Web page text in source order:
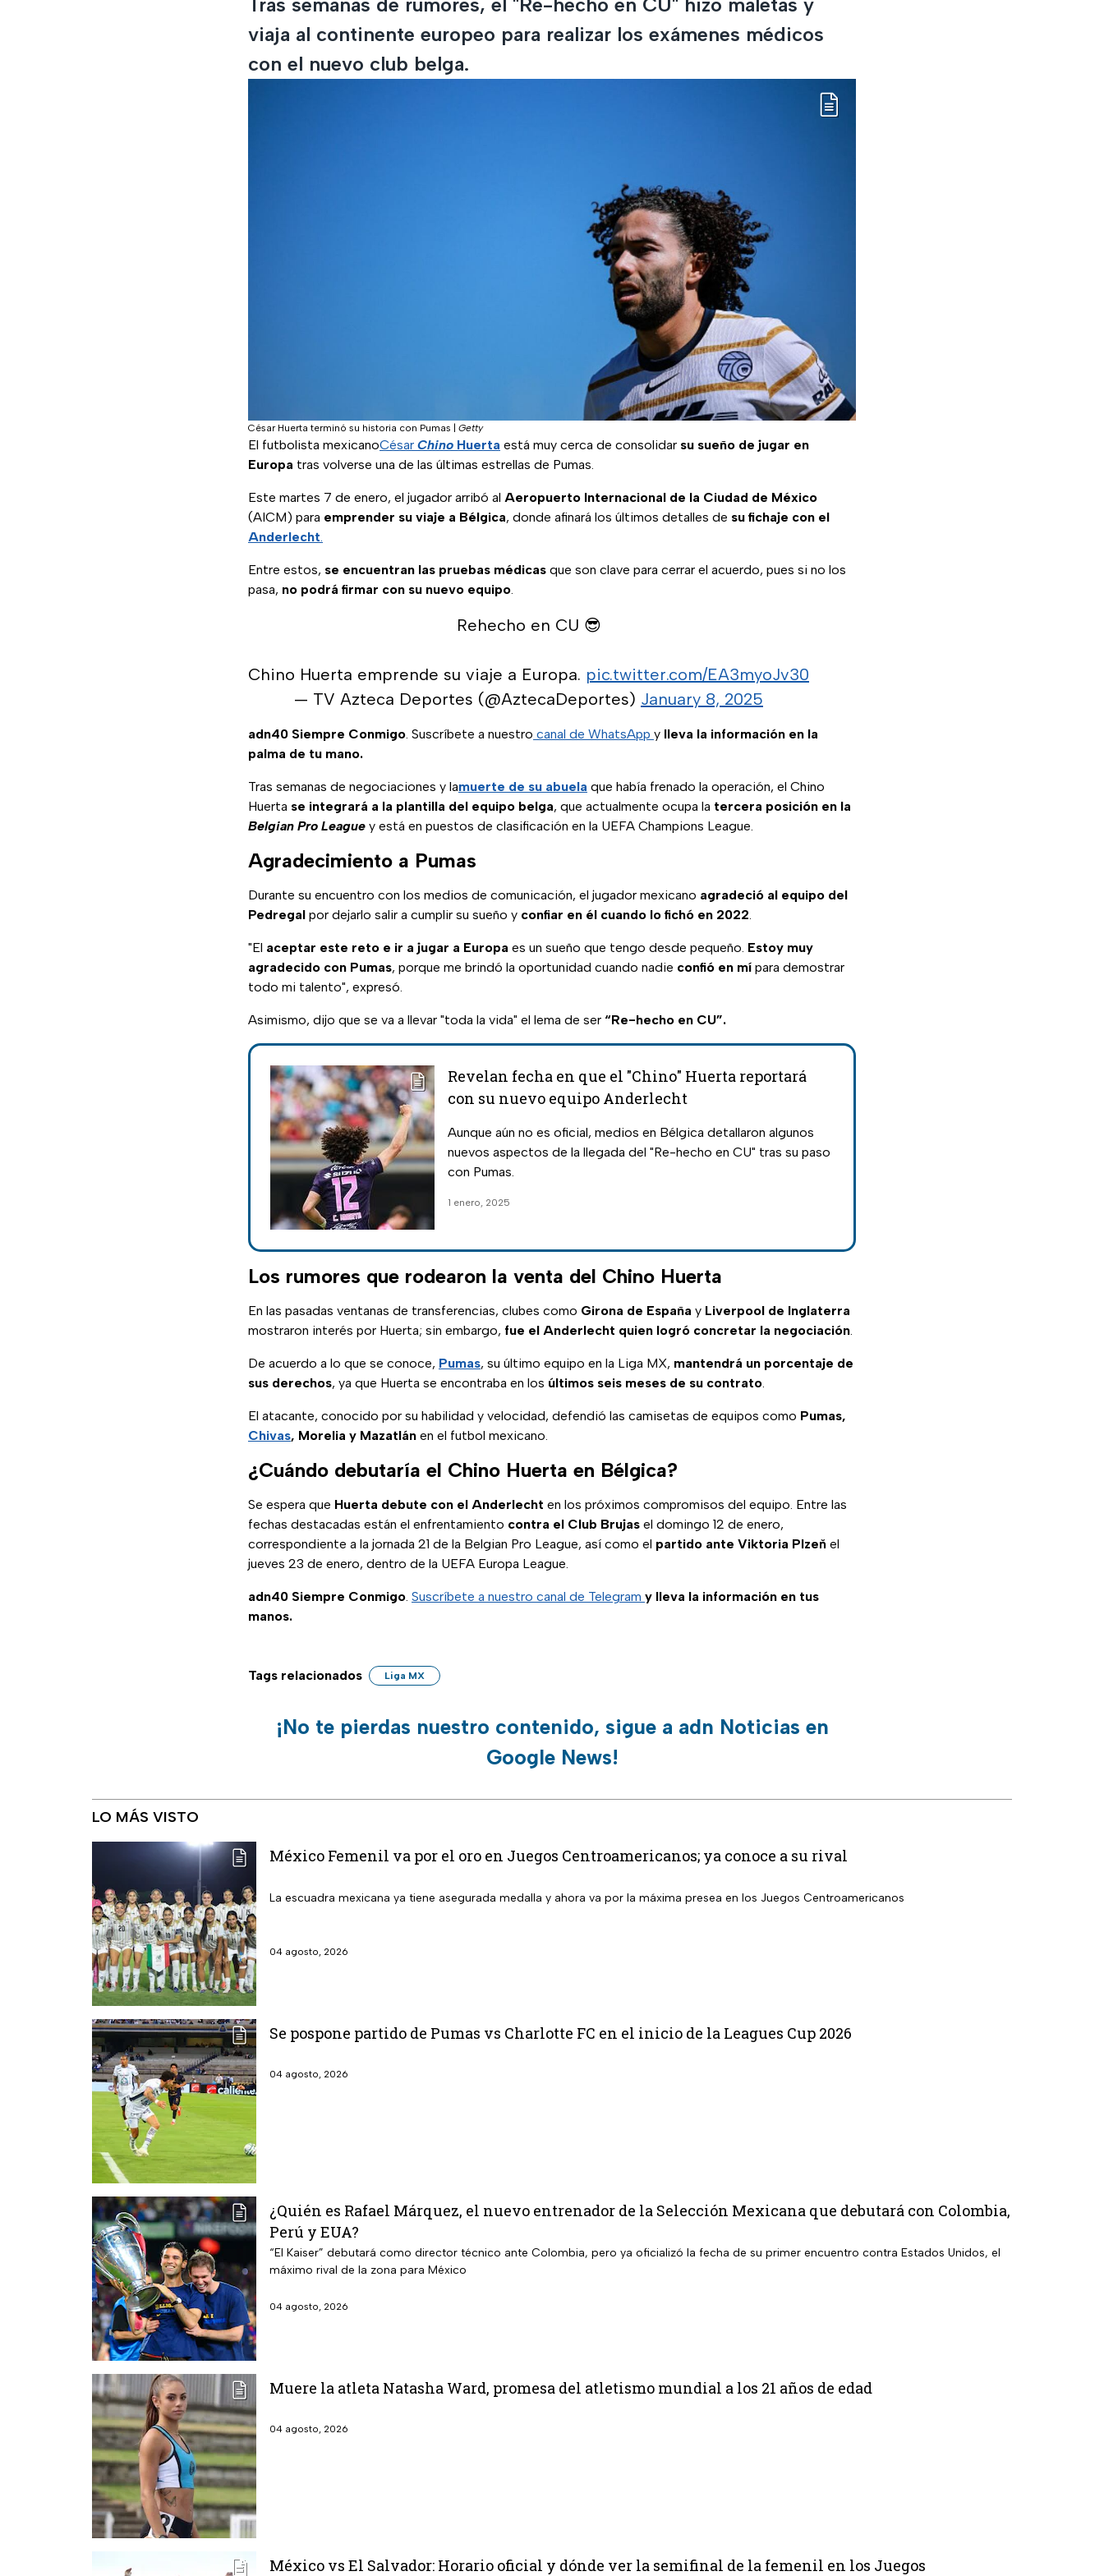
viaja al continente europeo para realizar los exámenes médicos
con el nuevo club belga.
César Huerta terminó su historia con Pumas Getty
El futbolista mexicanoCésar Chino Huerta está muy cerca de consolidar su sueño de jugar en
Europa tras volverse una de las últimas estrellas de Pumas.
Este martes 7 de enero, el jugador arribó al Aeropuerto Internacional de la Ciudad de México
(AICM) para emprender su viaje a Bélgica, donde afinará los últimos detalles de su fichaje con el
Anderlecht.
Entre estos, se encuentran las pruebas médicas que son clave para cerrar el acuerdo, pues si no los
pasa, no podrá firmar con su nuevo equipo.
Rehecho en CU 😎
Chino Huerta emprende su viaje a Europa. pic.twitter.com/EA3myoJv30
— TV Azteca Deportes (@AztecaDeportes) January 8, 2025
adn40 Siempre Conmigo. Suscríbete a nuestro canal de WhatsApp y lleva la información en la
palma de tu mano.
Tras semanas de negociaciones y lamuerte de su abuela que había frenado la operación, el Chino
Huerta se integrará a la plantilla del equipo belga, que actualmente ocupa la tercera posición en la
Belgian Pro League y está en puestos de clasificación en la UEFA Champions League.
Agradecimiento a Pumas
Durante su encuentro con los medios de comunicación, el jugador mexicano agradeció al equipo del
Pedregal por dejarlo salir a cumplir su sueño y confiar en él cuando lo fichó en 2022.
"El aceptar este reto e ir a jugar a Europa es un sueño que tengo desde pequeño. Estoy muy
agradecido con Pumas, porque me brindó la oportunidad cuando nadie confió en mí para demostrar
todo mi talento", expresó.
Asimismo, dijo que se va a llevar "toda la vida" el lema de ser “Re-hecho en CU”.
Revelan fecha en que el "Chino" Huerta reportará
con su nuevo equipo Anderlecht
Aunque aún no es oficial, medios en Bélgica detallaron algunos
nuevos aspectos de la llegada del "Re-hecho en CU" tras su paso
con Pumas.
1 enero, 2025
Los rumores que rodearon la venta del Chino Huerta
En las pasadas ventanas de transferencias, clubes como Girona de España y Liverpool de Inglaterra
mostraron interés por Huerta; sin embargo, fue el Anderlecht quien logró concretar la negociación.
De acuerdo a lo que se conoce, Pumas, su último equipo en la Liga MX, mantendrá un porcentaje de
sus derechos, ya que Huerta se encontraba en los últimos seis meses de su contrato.
El atacante, conocido por su habilidad y velocidad, defendió las camisetas de equipos como Pumas,
Chivas, Morelia y Mazatlán en el futbol mexicano.
¿Cuándo debutaría el Chino Huerta en Bélgica?
Se espera que Huerta debute con el Anderlecht en los próximos compromisos del equipo. Entre las
fechas destacadas están el enfrentamiento contra el Club Brujas el domingo 12 de enero,
correspondiente a la jornada 21 de la Belgian Pro League, así como el partido ante Viktoria Plzeň el
jueves 23 de enero, dentro de la UEFA Europa League.
adn40 Siempre Conmigo. Suscríbete a nuestro canal de Telegram y lleva la información en tus
manos.
Tags relacionados Liga MX
¡No te pierdas nuestro contenido, sigue a adn Noticias en
Google News!
LO MÁS VISTO
México Femenil va por el oro en Juegos Centroamericanos; ya conoce a su rival
La escuadra mexicana ya tiene asegurada medalla y ahora va por la máxima presea en los Juegos Centroamericanos
04 agosto, 2026
Se pospone partido de Pumas vs Charlotte FC en el inicio de la Leagues Cup 2026
04 agosto, 2026
¿Quién es Rafael Márquez, el nuevo entrenador de la Selección Mexicana que debutará con Colombia,
Perú y EUA?
“El Kaiser” debutará como director técnico ante Colombia, pero ya oficializó la fecha de su primer encuentro contra Estados Unidos, el
máximo rival de la zona para México
04 agosto, 2026
Muere la atleta Natasha Ward, promesa del atletismo mundial a los 21 años de edad
04 agosto, 2026
México vs El Salvador: Horario oficial y dónde ver la semifinal de la femenil en los Juegos